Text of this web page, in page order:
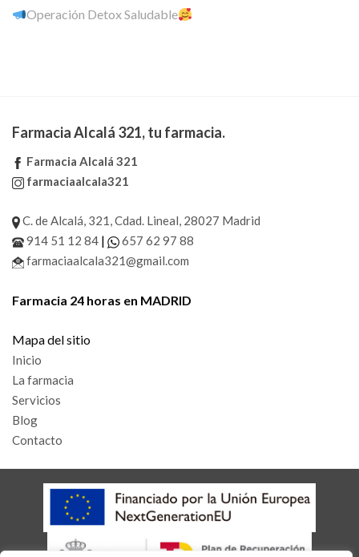
Operación Detox Saludable
Farmacia Alcalá 321, tu farmacia.
Farmacia Alcalá 321
farmaciaalcala321
C. de Alcalá, 321, Cdad. Lineal, 28027 Madrid
914 51 12 84 |
657 62 97 88
farmaciaalcala321@gmail.com
Farmacia 24 horas en MADRID
Mapa del sitio
Inicio
La farmacia
Servicios
Blog
Contacto